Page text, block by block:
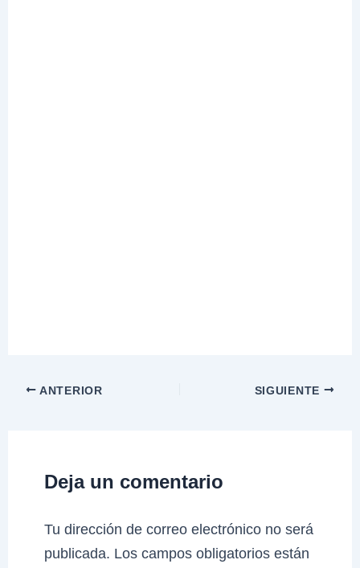
ANTERIOR SIGUIENTE
Deja un comentario
Tu dirección de correo electrónico no será
publicada. Los campos obligatorios están